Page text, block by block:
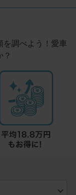
を調べよう！愛車
？